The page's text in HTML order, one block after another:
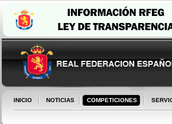
INICIO NOTICIAS COMPETICIONES